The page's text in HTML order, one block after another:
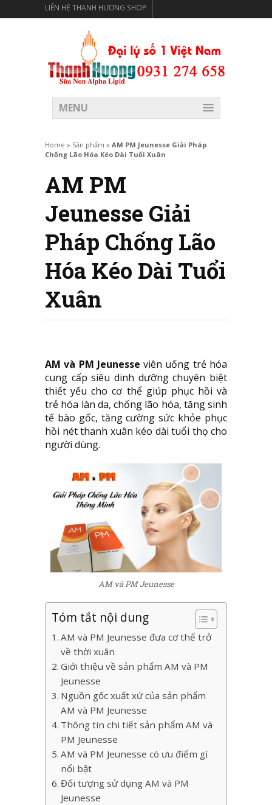
LIÊN HỆ THANH HƯƠNG SHOP
CHO SỨC KHỎE
MENU
Home » Sản phẩm » AM PM Jeunesse Giải Pháp
Chống Lão Hóa Kéo Dài Tuổi Xuân
AM PM
Jeunesse Giải
Pháp Chống Lão
Hóa Kéo Dài Tuổi
Xuân
AM và PM Jeunesse viên uống trẻ hóa
cung cấp siêu dinh dưỡng chuyên biệt
thiết yếu cho cơ thể giúp phục hồi và
trẻ hóa làn da, chống lão hóa, tăng sinh
tế bào gốc, tăng cường sức khỏe phục
hồi nét thanh xuân kéo dài tuổi thọ cho
người dùng.
AM và PM Jeunesse
Tóm tắt nội dung
AM và PM Jeunesse đưa cơ thể trở
về thời xuân
Giới thiệu về sản phẩm AM và PM
Jeunesse
Nguồn gốc xuất xứ của sản phẩm
AM và PM Jeunesse
Thông tin chi tiết sản phẩm AM và
PM Jeunesse
AM và PM Jeunesse có ưu điểm gì
nổi bật
Đối tượng sử dụng AM và PM
Jeunesse